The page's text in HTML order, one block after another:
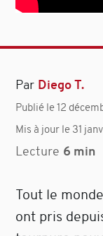
Par Diego T.
Publié le 12
Mis à jour le 31
Lecture 6 min
Tout le
ont pris